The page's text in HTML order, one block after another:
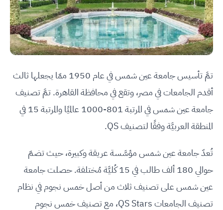
تمَّ تأسيس جامعة عين شمس في عام 1950 ممّا يجعلها ثالث
أقدم الجامعات في مصر، وتقع في محافظة القاهرة. تمَّ تصنيف
جامعة عين شمس في المرتبة 801-1000 عالميًا والمرتبة 15 في
المنطقة العربيَّة وفقًا لتصنيف QS.
تُعدّ جامعة عين شمس مؤسَّسة عريقة وكبيرة، حيث تضمّ
حوالي 180 ألف طالب في 15 كُليَّة مُختلفة. حصلت جامعة
عين شمس على تصنيف ثلاث من أصل خمس نجوم في نظام
تصنيف الجامعات QS Stars، مع تصنيف خمس نجوم